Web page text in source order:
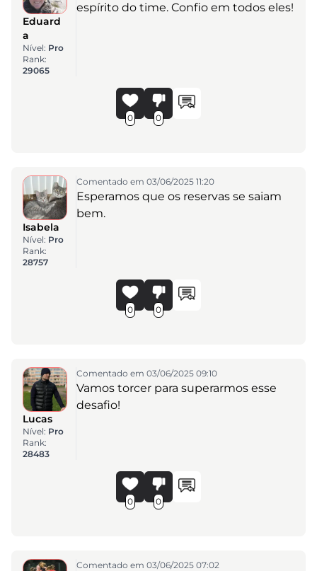
Eduard
a
Nível: Pro
Rank:
29065
espírito do time. Confio em todos eles!
0 0
Isabela
Nível: Pro
Rank:
28757
Comentado em 03/06/2025 11:20
Esperamos que os reservas se saiam
bem.
0 0
Lucas
Nível: Pro
Rank:
28483
Comentado em 03/06/2025 09:10
Vamos torcer para superarmos esse
desafio!
0 0
Comentado em 03/06/2025 07:02